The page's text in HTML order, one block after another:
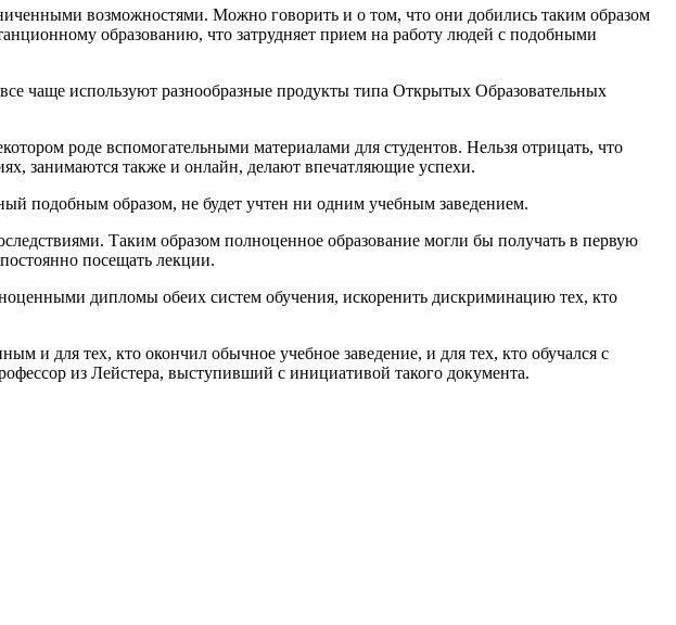
возможностями. Можно говорить и о том, что они добились таким образом
образованию, что затрудняет прием на работу людей с подобными
чаще используют разнообразные продукты типа Открытых Образовательных
роде вспомогательными материалами для студентов. Нельзя отрицать, что
занимаются также и онлайн, делают впечатляющие успехи.
подобным образом, не будет учтен ни одним учебным заведением.
Таким образом полноценное образование могли бы получать в первую
посещать лекции.
дипломы обеих систем обучения, искоренить дискриминацию тех, кто
и для тех, кто окончил обычное учебное заведение, и для тех, кто обучался с
из Лейстера, выступивший с инициативой такого документа.